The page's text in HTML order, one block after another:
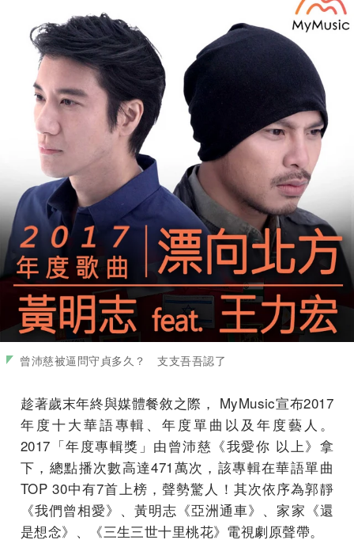
曾沛慈被逼問守貞多久？ 支支吾吾認了
趁著歲末年終與媒體餐敘之際， MyMusic宣布2017
年度十大華語專輯、年度單曲以及年度藝人。
2017「年度專輯獎」由曾沛慈《我愛你 以上》拿
下，總點播次數高達471萬次，該專輯在華語單曲
TOP 30中有7首上榜，聲勢驚人！其次依序為郭靜
《我們曾相愛》、黃明志《亞洲通車》、家家《還
是想念》、《三生三世十里桃花》電視劇原聲帶。